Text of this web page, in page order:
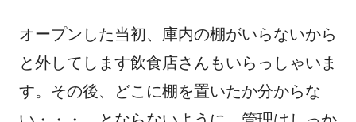
オープンした当初、庫内の棚がいらないから
と外してします飲食店さんもいらっしゃいま
す。その後、どこに棚を置いたか分からな